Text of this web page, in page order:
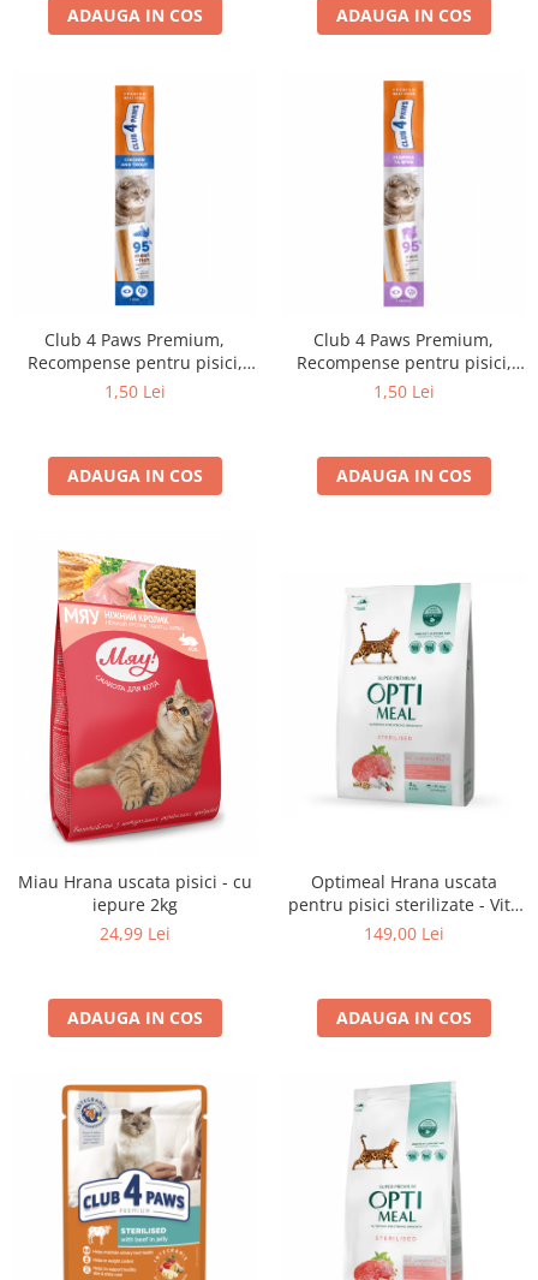
ADAUGA IN COS ADAUGA IN COS
Club 4 Paws Premium,
Recompense pentru pisici,
stick cu pui si pastrav, 5g
1,50 Lei
ADAUGA IN COS
Club 4 Paws Premium,
Recompense pentru pisici,
stick Stick moale pentru pisici,
rasfatul zilnic al pisicilor
adulte si pisoilor.
Recompensa CLUB 4
1,50 Lei
ADAUGA IN COS
Miau Hrana uscata pisici - cu
iepure 2kg
24,99 Lei
ADAUGA IN COS
Optimeal Hrana uscata
pentru pisici sterilizate - Vita
si Sorg, 4 kg
149,00 Lei
ADAUGA IN COS